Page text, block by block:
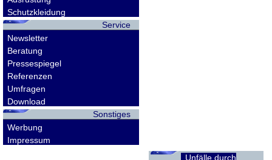
Schutzkleidung
Service
Newsletter
Beratung
Pressespiegel
Referenzen
Umfragen
Download
Sonstiges
Werbung
Impressum
Unfälle durch